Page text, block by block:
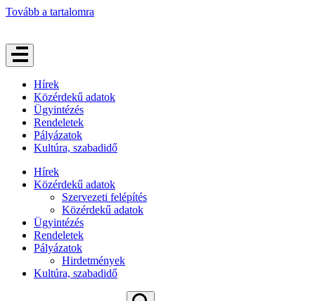
Tovább a tartalomra
Hírek
Közérdekű adatok
Ügyintézés
Rendeletek
Pályázatok
Kultúra, szabadidő
Hírek
Közérdekű adatok
Szervezeti felépítés
Közérdekű adatok
Ügyintézés
Rendeletek
Pályázatok
Hirdetmények
Kultúra, szabadidő